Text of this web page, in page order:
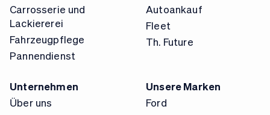
Carrosserie und
Lackiererei
Fahrzeugpflege
Pannendienst
Autoankauf
Fleet
Th. Future
Unternehmen
Über uns
Unsere Marken
Ford